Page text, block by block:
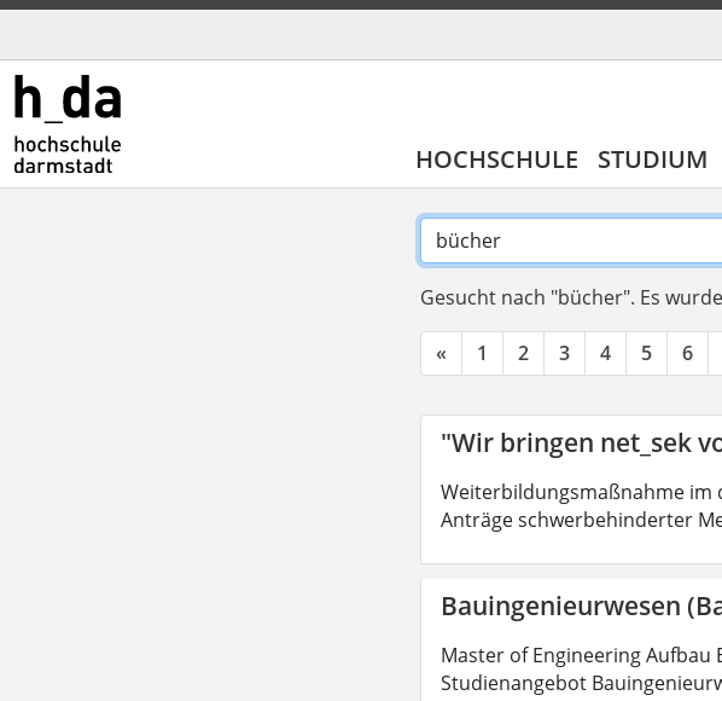
HOCHSCHULE STUDIUM
Gesucht nach "bücher". Es
« 1 2 3 4 5 6
"Wir bringen net_sek
Weiterbildungsmaßnahme im
Anträge schwerbehinderter
Bauingenieurwesen
Master of Engineering
Studienangebot